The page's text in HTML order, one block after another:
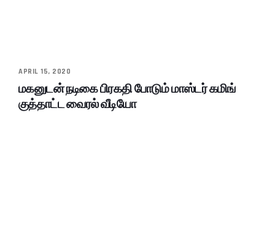
APRIL 15, 2020
மகனுடன் நடிகை பிரகதி போடும் மாஸ்டர் கமிங்
குத்தாட்ட வைரல் வீடியோ